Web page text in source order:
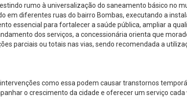
rumo à universalização do saneamento básico no
em diferentes ruas do bairro Bombas, executando a
essencial para fortalecer a saúde pública, ampliar a
dos serviços, a concessionária orienta que
parciais ou totais nas vias, sendo recomendada a
como essa podem causar transtornos
o crescimento da cidade e oferecer um serviço cada